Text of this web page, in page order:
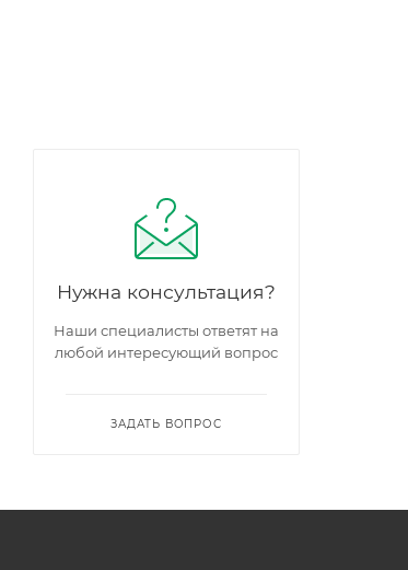
Нужна консультация?
Наши специалисты ответят на
любой интересующий вопрос
ЗАДАТЬ ВОПРОС